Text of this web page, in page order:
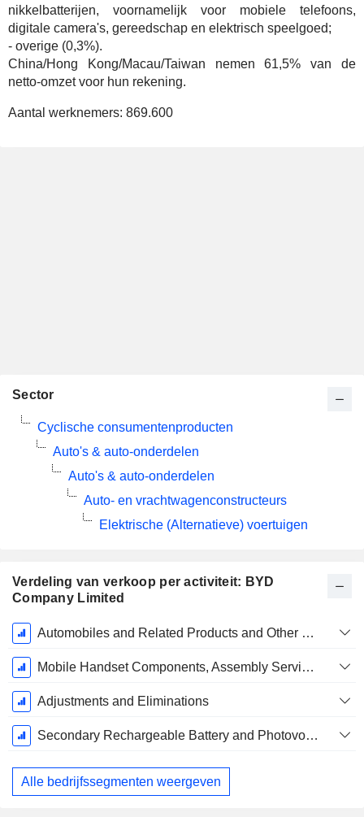
nikkelbatterijen, voornamelijk voor mobiele telefoons,
digitale camera's, gereedschap en elektrisch speelgoed;
- overige (0,3%).
China/Hong Kong/Macau/Taiwan nemen 61,5% van de
netto-omzet voor hun rekening.
Aantal werknemers: 869.600
Verdeling van verkoop per activiteit: BYD
Company Limited
Start
boekjaar:
December
Automobiles and Related Products and Other Products
Mobile Handset Components, Assembly Service and Other Products
Adjustments and Eliminations
Secondary Rechargeable Battery and Photovoltaic
Alle bedrijfssegmenten weergeven
Sector
Cyclische consumentenproducten
Auto's & auto-onderdelen
Auto's & auto-onderdelen
Auto- en vrachtwagenconstructeurs
Elektrische (Alternatieve) voertuigen